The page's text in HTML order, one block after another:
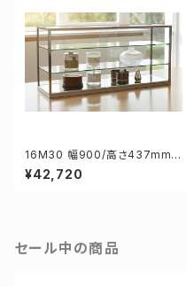
16M30 幅900/高さ437mm
業務用 ガラスケース ショーケー
ス コレクションケース ディスプ
¥42,720
セール中の商品